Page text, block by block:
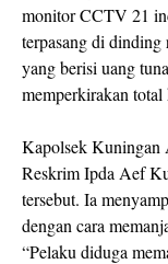
monitor CCTV 21
terpasang di dinding
yang berisi uang
memperkirakan
Kapolsek Kuningan
Reskrim Ipda Aef
tersebut. Ia
dengan cara
“Pelaku diduga